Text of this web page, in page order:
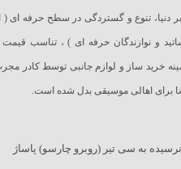
دنیا، تنوع و گستردگی در سطح حرفه ای (
و نوازندگان حرفه ای ) ، تناسب
خرید ساز و لوازم جانبی توسط کادر
برای اهالی موسیقی بدل شده است.
به سی تیر (روبرو چارسو) پاساژ